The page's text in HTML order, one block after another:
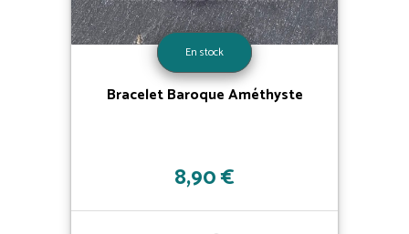
En stock
Bracelet Baroque Améthyste
8,90 €